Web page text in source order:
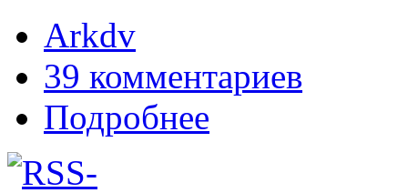
Arkdv
39 комментариев
Подробнее